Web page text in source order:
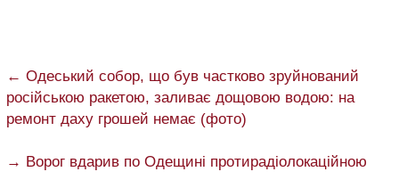
← Одеський собор, що був частково зруйнований
російською ракетою, заливає дощовою водою: на
ремонт даху грошей немає (фото)
→ Ворог вдарив по Одещині протирадіолокаційною